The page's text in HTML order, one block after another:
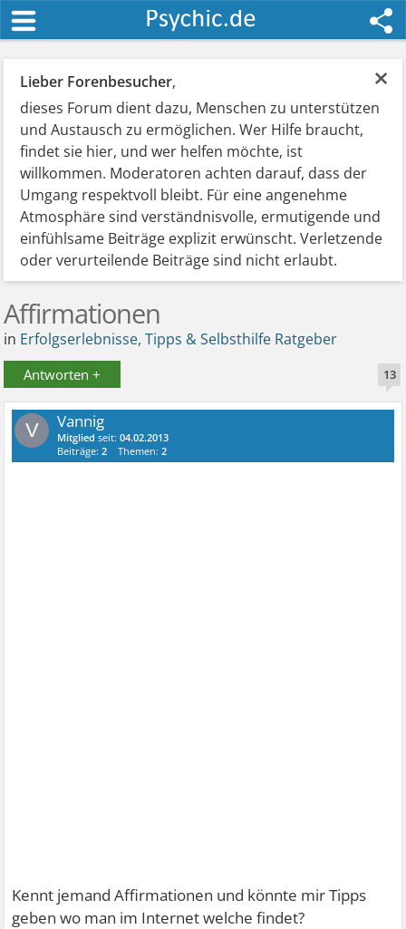
×
Lieber Forenbesucher,
dieses Forum dient dazu, Menschen zu unterstützen
und Austausch zu ermöglichen. Wer Hilfe braucht,
findet sie hier, und wer helfen möchte, ist
willkommen. Moderatoren achten darauf, dass der
Umgang respektvoll bleibt. Für eine angenehme
Atmosphäre sind verständnisvolle, ermutigende und
einfühlsame Beiträge explizit erwünscht. Verletzende
oder verurteilende Beiträge sind nicht erlaubt.
Affirmationen
in Erfolgserlebnisse, Tipps & Selbsthilfe Ratgeber
Antworten + 13
V Vannig
Mitglied seit:04.02.2013
Beiträge:2 Themen:2
Kennt jemand Affirmationen und könnte mir Tipps
geben wo man im Internet welche findet?